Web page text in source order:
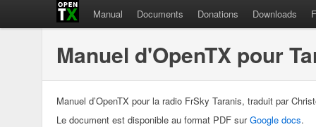
Manual Documents Donations Downloads
Manuel d'OpenTX pour
Manuel d’OpenTX pour la radio FrSky Taranis, traduit par
Le document est disponible au format PDF surGoogle docs.